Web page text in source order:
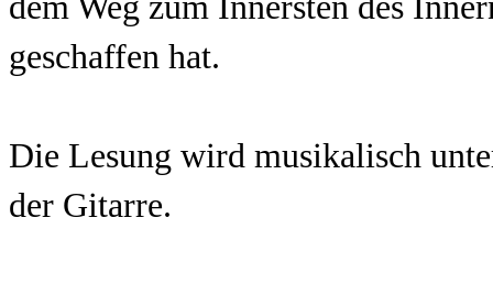
geschaffen hat.
Die Lesung wird musikalisch
der Gitarre.